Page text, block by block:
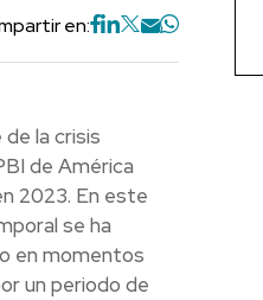
en:
la crisis
de América
2023. En este
se ha
en momentos
un periodo de